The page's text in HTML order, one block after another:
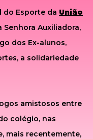
do Esporte da União
Senhora Auxiliadora,
dos Ex-alunos,
a solidariedade
amistosos entre
colégio, nas
mais recentemente,